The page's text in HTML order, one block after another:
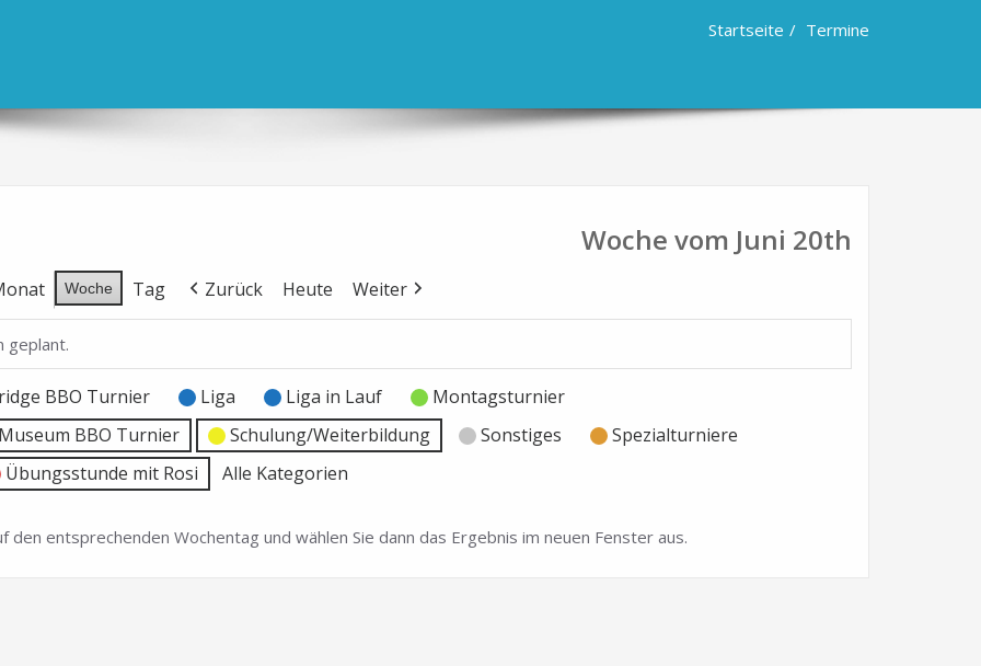
Startseite Termine
Woche vom Juni 20th
Woche Tag Zurück Heute Weiter
geplant.
BBO Turnier Liga Liga in Lauf
Montagsturnier
BBO Turnier
Schulung/Weiterbildung Sonstiges
Spezialturniere
Übungsstunde mit Rosi Alle Kategorien
den entsprechenden Wochentag und wählen Sie dann das Ergebnis im neuen Fenster aus.